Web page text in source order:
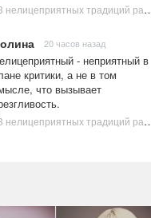
13 нелицеприятных традиций разных стран,
20 часов назад
- неприятный в
критики, а не в том
что вызывает
13 нелицеприятных традиций разных стран,